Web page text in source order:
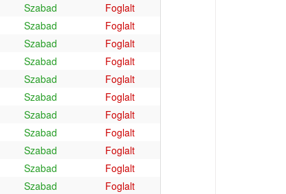
Szabad
Foglalt
Szabad
Foglalt
Szabad
Foglalt
Szabad
Foglalt
Szabad
Foglalt
Szabad
Foglalt
Szabad
Foglalt
Szabad
Foglalt
Szabad
Foglalt
Szabad
Foglalt
Szabad
Foglalt